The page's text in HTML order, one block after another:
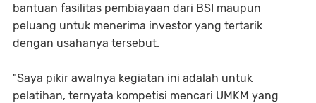
bantuan fasilitas pembiayaan dari BSI maupun
peluang untuk menerima investor yang tertarik
dengan usahanya tersebut.
"Saya pikir awalnya kegiatan ini adalah untuk
pelatihan, ternyata kompetisi mencari UMKM yang